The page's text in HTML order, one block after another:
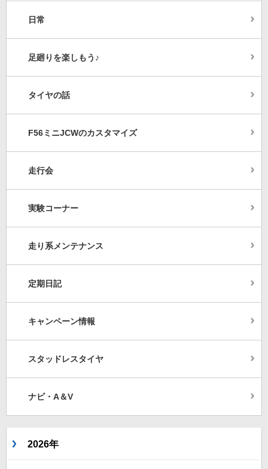
日常
足廻りを楽しもう♪
タイヤの話
F56ミニJCWのカスタマイズ
走行会
実験コーナー
走り系メンテナンス
定期日記
キャンペーン情報
スタッドレスタイヤ
ナビ・A＆V
2026年